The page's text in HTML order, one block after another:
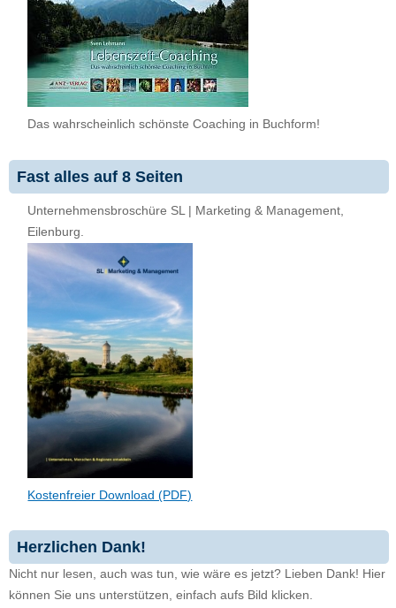
Das wahrscheinlich schönste Coaching in Buchform!
Fast alles auf 8 Seiten
Unternehmensbroschüre SL | Marketing & Management,
Eilenburg.
Kostenfreier Download (PDF)
Herzlichen Dank!
Nicht nur lesen, auch was tun, wie wäre es jetzt? Lieben Dank! Hier
können Sie uns unterstützen, einfach aufs Bild klicken.